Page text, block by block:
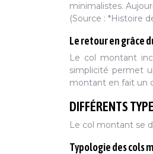
minimalistes.
(Source : *Histoire
Le retour en grâce
Le col montant
simplicité permet
montant en fait un
DIFFÉRENTS
Le col montant se
Typologie des cols